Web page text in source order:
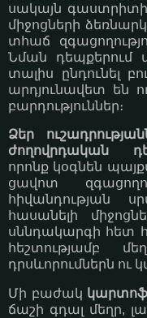
սակայն
միջոցների
տհաճ
Նման դեպքերում
տալիս ընդունել
արդյունավետ են
բարդություններ։
Ձեր
ժողովրդական
որոնք կօգնեն
ցավոտ
հիվանդության
հասանելի
սննդակարգի հետ
հեշտությամբ
դրսևորումներն ու
Մի բաժակ
ճաշի գդալ մեղր,